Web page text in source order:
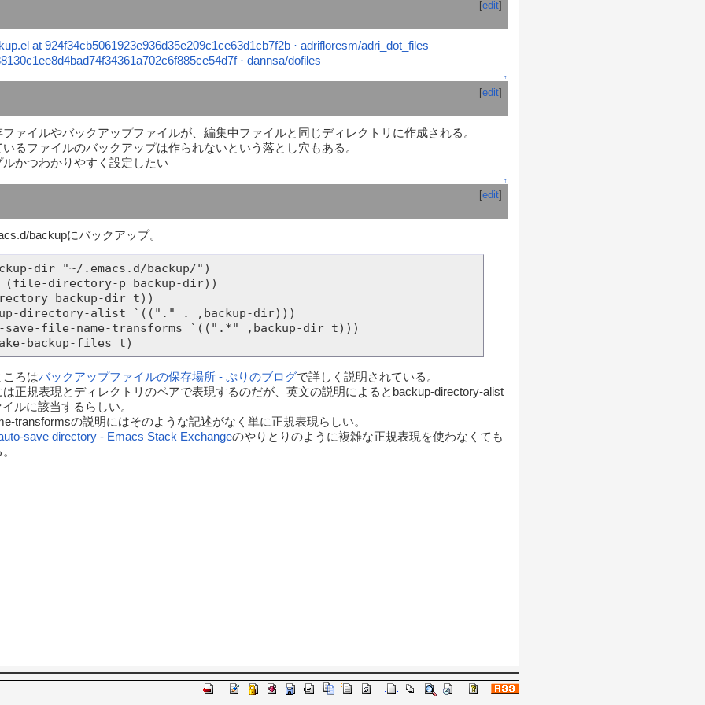
[edit]
at 924f34cb5061923e936d35e209c1ce63d1cb7f2b · adrifloresm/adri_dot_files
· dannsa/dofiles
↑
[edit]
ァイルやバックアップファイルが、編集中ファイルと同じディレクトリに作成される。
るファイルのバックアップは作られないという落とし穴もある。
かつわかりやすく設定したい
↑
[edit]
backupにバックアップ。
dir "~/.emacs.d/backup/")
(file-directory-p backup-dir))
directory-alist `(("." . ,backup-dir)))
save-file-name-transforms `((".*" ,backup-dir t)))
ころはバックアップファイルの保存場所 - ぷりのブログで詳しく説明されている。
正規表現とディレクトリのペアで表現するのだが、英文の説明によるとbackup-directory-alist
ルに該当するらしい。
transformsの説明にはそのような記述がなく単に正規表現らしい。
save directory - Emacs Stack Exchangeのやりとりのように複雑な正規表現を使わなくても